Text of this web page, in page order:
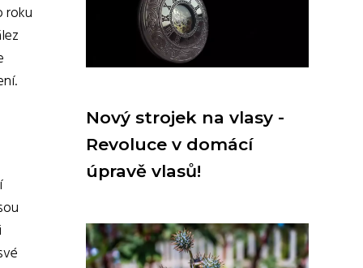
roku
Nový strojek na vlasy -
Revoluce v domácí
úpravě vlasů!